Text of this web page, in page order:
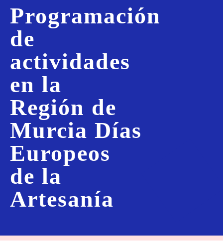
Programación
de
actividades
en la
Región de
Murcia Días
Europeos
de la
Artesanía